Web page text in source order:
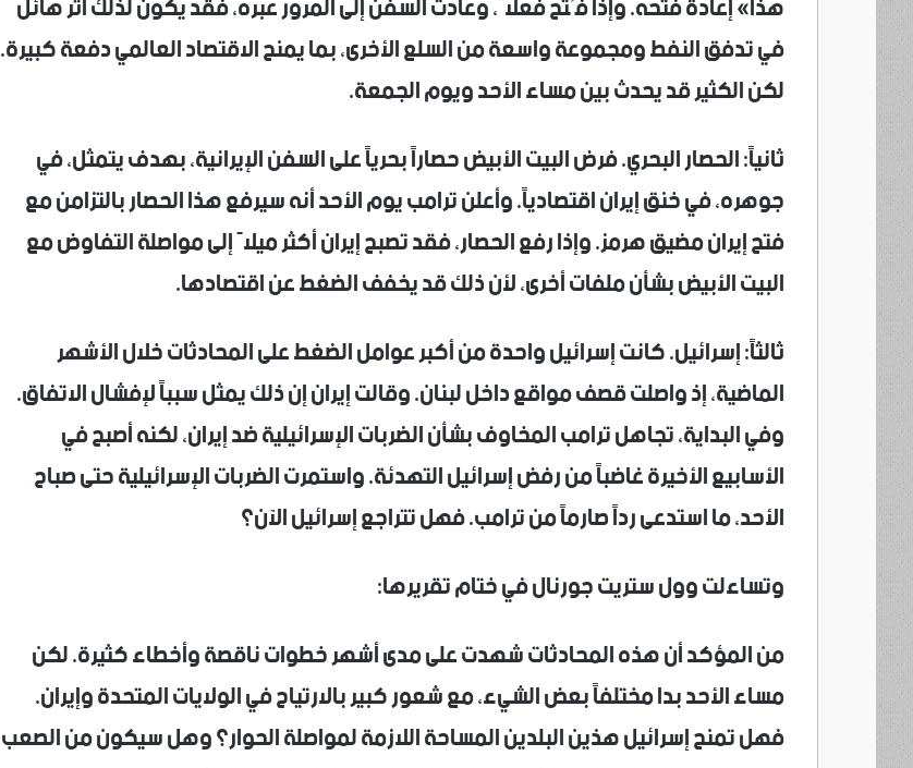
في تدفق النفط ومجموعة واسعة من السلع الأخرى، بما يمنح الاقتصاد العالمي دفعة كبيرة.
لكن الكثير قد يحدث بين مساء الأحد ويوم الجمعة.
ثانياً: الحصار البحري. فرض البيت الأبيض حصاراً بحرياً على السفن الإيرانية، بهدف يتمثل، في
جوهره، في خنق إيران اقتصادياً. وأعلن ترامب يوم الأحد أنه سيرفع هذا الحصار بالتزامن مع
فتح إيران مضيق هرمز. وإذا رفع الحصار، فقد تصبح إيران أكثر ميلاً إلى مواصلة التفاوض مع
البيت الأبيض بشأن ملفات أخرى، لأن ذلك قد يخفف الضغط عن اقتصادها.
ثالثاً: إسرائيل. كانت إسرائيل واحدة من أكبر عوامل الضغط على المحادثات خلال الأشهر
الماضية، إذ واصلت قصف مواقع داخل لبنان. وقالت إيران إن ذلك يمثل سبباً لإفشال الاتفاق.
وفي البداية، تجاهل ترامب المخاوف بشأن الضربات الإسرائيلية ضد إيران، لكنه أصبح في
الأسابيع الأخيرة غاضباً من رفض إسرائيل التهدئة. واستمرت الضربات الإسرائيلية حتى صباح
الأحد، ما استدعى رداً صارماً من ترامب. فهل تتراجع إسرائيل الآن؟
وتساءلت وول ستريت جورنال في ختام تقريرها:
من المؤكد أن هذه المحادثات شهدت على مدى أشهر خطوات ناقصة وأخطاء كثيرة. لكن
مساء الأحد بدا مختلفاً بعض الشيء، مع شعور كبير بالارتياح في الولايات المتحدة وإيران.
فهل تمنح إسرائيل هذين البلدين المساحة اللازمة لمواصلة الحوار؟ وهل سيكون من الصعب